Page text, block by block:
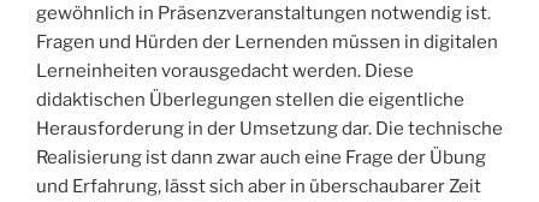
gewöhnlich in Präsenzveranstaltungen notwendig ist.
Fragen und Hürden der Lernenden müssen in digitalen
Lerneinheiten vorausgedacht werden. Diese
didaktischen Überlegungen stellen die eigentliche
Herausforderung in der Umsetzung dar. Die technische
Realisierung ist dann zwar auch eine Frage der Übung
und Erfahrung, lässt sich aber in überschaubarer Zeit